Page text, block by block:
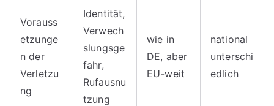
Vorauss
etzunge
n der
Verletzu
ng
Identität,
Verwech
slungsge
fahr,
Rufausnu
tzung
wie in
DE, aber
EU-weit
national
unterschi
edlich